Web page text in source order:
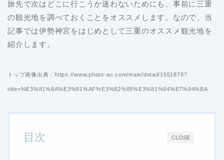
旅先で次はどこに行こうか迷わないためにも、事前に三重
の観光地を調べておくことをオススメします。なので、当
記事では伊勢神宮をはじめとして三重のオススメ観光地を
紹介します。
トップ画像出典：https://www.photo-ac.com/main/detail/1551878?
title=%E3%81%8A%E3%81%AF%E3%82%89%E3%81%84%E7%94%BA
CLOSE
目次